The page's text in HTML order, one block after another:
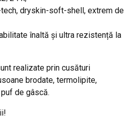
dryskin-soft-shell, extrem de
înaltă și ultra rezistență la
realizate prin cusături
brodate, termolipite,
de gâscă.